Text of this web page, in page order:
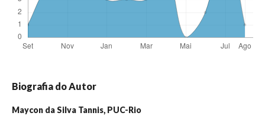
Biografia do Autor
Maycon da Silva Tannis, PUC-Rio